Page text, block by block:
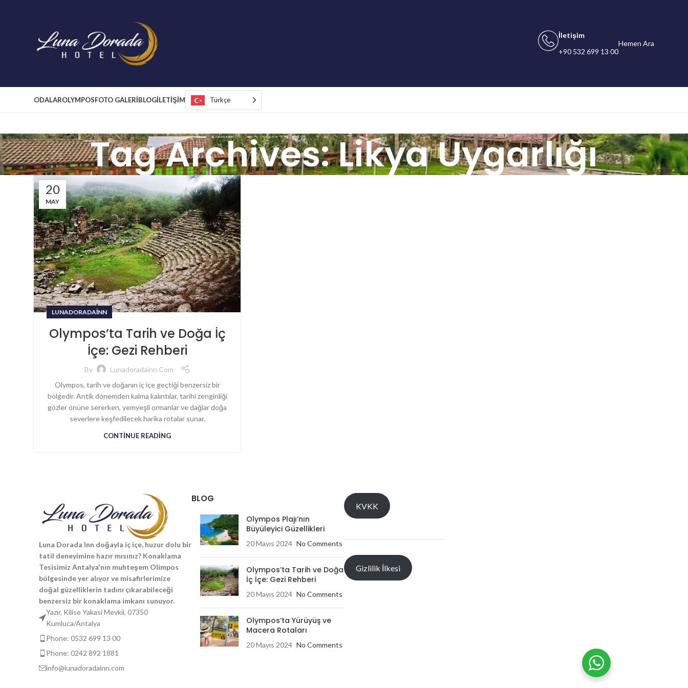
İletişim
+90 532 699 13 00
Hemen Ara
ODALAROLYMPOSFOTO GALERİBLOGİLETİŞİM Türkçe
Tag Archives: Likya Uygarlığı
20
MAY
LUNADORADAINN
Olympos’ta Tarih ve Doğa İç
İçe: Gezi Rehberi
By
Lunadoradainn.com
Olympos, tarih ve doğanın iç içe geçtiği benzersiz bir
bölgedir. Antik dönemden kalma kalıntılar, tarihi zenginliği
gözler önüne sererken, yemyeşil ormanlar ve dağlar doğa
severlere keşfedilecek harika rotalar sunar.
CONTINUE READING
Luna Dorada Inn doğayla iç içe, huzur dolu bir
tatil deneyimine hazır mısınız? Konaklama
Tesisimiz Antalya'nın muhteşem Olimpos
bölgesinde yer alıyor ve misafirlerimize
doğal güzelliklerin tadını çıkarabileceği
benzersiz bir konaklama imkanı sunuyor.
Yazır, Kilise Yakasi Mevkii, 07350
Kumluca/Antalya
Phone: 0532 699 13 00
Phone: 0242 892 1881
info@lunadoradainn.com
BLOG
Olympos Plajı’nın
Büyüleyici Güzellikleri
20 Mayıs 2024 No Comments
Olympos’ta Tarih ve Doğa
İç İçe: Gezi Rehberi
20 Mayıs 2024 No Comments
Olympos’ta Yürüyüş ve
Macera Rotaları
20 Mayıs 2024 No Comments
KVKK
Gizlilik İlkesi